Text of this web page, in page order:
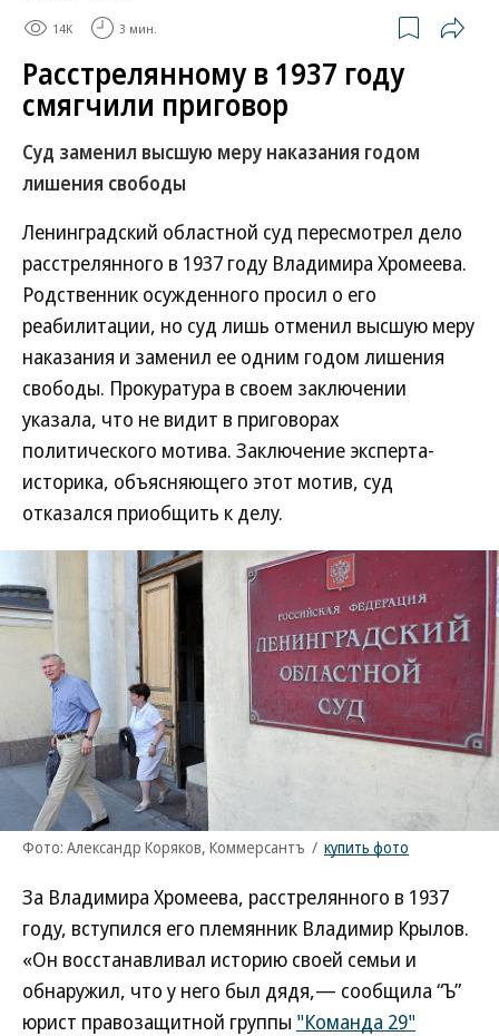
14K 3 мин.
Расстрелянному в 1937 году
смягчили приговор
Суд заменил высшую меру наказания годом
лишения свободы
Ленинградский областной суд пересмотрел дело
расстрелянного в 1937 году Владимира Хромеева.
Родственник осужденного просил о его
реабилитации, но суд лишь отменил высшую меру
наказания и заменил ее одним годом лишения
свободы. Прокуратура в своем заключении
указала, что не видит в приговорах
политического мотива. Заключение эксперта-
историка, объясняющего этот мотив, суд
отказался приобщить к делу.
Фото: Александр Коряков, Коммерсантъ / купить фото
За Владимира Хромеева, расстрелянного в 1937
году, вступился его племянник Владимир Крылов.
«Он восстанавливал историю своей семьи и
обнаружил, что у него был дядя,— сообщила “Ъ”
юрист правозащитной группы "Команда 29"